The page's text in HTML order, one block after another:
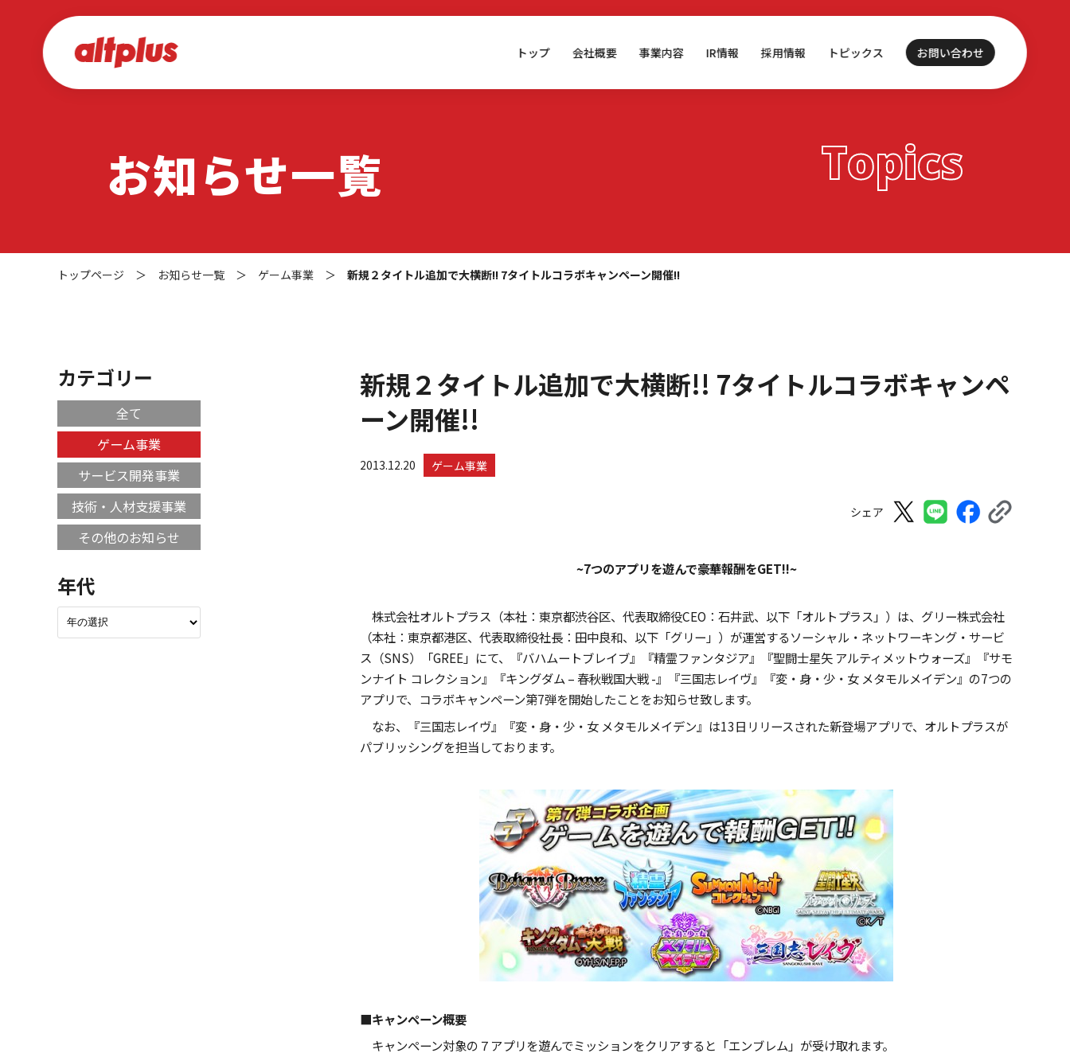
トップ 会社概要 事業内容 IR情報 採用情報 トピックス お問い合わせ
お知らせ一覧 Topics
トップページ ＞ お知らせ一覧 ＞ ゲーム事業 ＞ 新規２タイトル追加で大横断!! 7タイトルコラボキャンペーン開催!!
新規２タイトル追加で大横断!! 7タイトルコラボキャンペ
ーン開催!!
2013.12.20 ゲーム事業
シェア
~7つのアプリを遊んで豪華報酬をGET!!~
株式会社オルトプラス（本社：東京都渋谷区、代表取締役CEO：石井武、以下「オルトプラス」）は、グリー株式会社
（本社：東京都港区、代表取締役社長：田中良和、以下「グリー」）が運営するソーシャル・ネットワーキング・サービ
ス（SNS）「GREE」にて、『バハムートブレイブ』『精霊ファンタジア』『聖闘士星矢 アルティメットウォーズ』『サモ
ンナイト コレクション』『キングダム – 春秋戦国大戦 -』『三国志レイヴ』『変・身・少・女 メタモルメイデン』の7つの
アプリで、コラボキャンペーン第7弾を開始したことをお知らせ致します。
なお、『三国志レイヴ』『変・身・少・女 メタモルメイデン』は13日リリースされた新登場アプリで、オルトプラスが
パブリッシングを担当しております。
■キャンペーン概要
キャンペーン対象の７アプリを遊んでミッションをクリアすると「エンブレム」が受け取れます。
カテゴリー
全て
ゲーム事業
サービス開発事業
技術・人材支援事業
その他のお知らせ
年代